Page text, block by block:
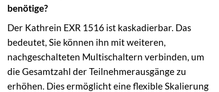
benötige?
Der Kathrein EXR 1516 ist kaskadierbar. Das
bedeutet, Sie können ihn mit weiteren,
nachgeschalteten Multischaltern verbinden, um
die Gesamtzahl der Teilnehmerausgänge zu
erhöhen. Dies ermöglicht eine flexible Skalierung